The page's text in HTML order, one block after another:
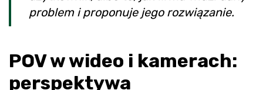
problem i proponuje jego rozwiązanie.
POV w wideo i kamerach:
perspektywa